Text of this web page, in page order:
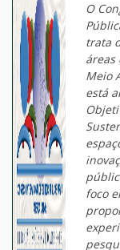
O
trata
áreas
Meio
está
foco